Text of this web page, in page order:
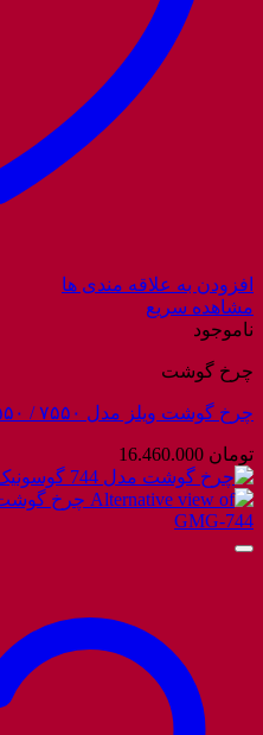
افزودن به علاقه مندی ها
مشاهده سریع
ناموجود
چرخ گوشت
چرخ گوشت ویلز مدل ۷۵۵۰ / VILEZ VL-۷۵۵۰
تومان